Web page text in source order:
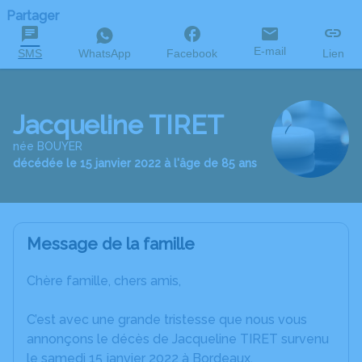
Partager
SMS WhatsApp Facebook E-mail Lien
Jacqueline TIRET
née BOUYER
décédée le 15 janvier 2022 à l'âge de 85 ans
Message de la famille
Chère famille, chers amis,
C’est avec une grande tristesse que nous vous
annonçons le décès de Jacqueline TIRET survenu
le samedi 15 janvier 2022 à Bordeaux.